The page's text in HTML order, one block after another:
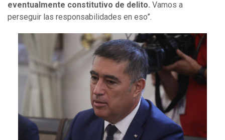
eventualmente constitutivo de delito. Vamos a
perseguir las responsabilidades en eso”.